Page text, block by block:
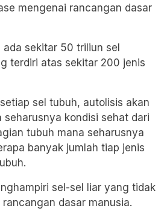
mengenai rancangan dasar
sekitar 50 triliun sel
terdiri atas sekitar 200 jenis
sel tubuh, autolisis akan
kondisi sehat dari
tubuh mana seharusnya
banyak jumlah tiap jenis
sel-sel liar yang tidak
dasar manusia.